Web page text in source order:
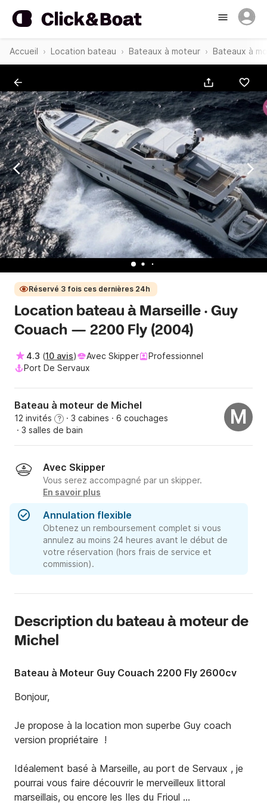
Accueil Location bateau Bateaux à moteur Bateaux à
Réservé 3 fois ces dernières 24h
Location bateau à Marseille · Guy
Couach — 2200 Fly (2004)
4.3 (10 avis) Avec Skipper
Professionnel
Port De Servaux
Bateau à moteur de Michel
12 invités ? · 3 cabines · 6 couchages
· 3 salles de bain
M
Avec Skipper
Vous serez accompagné par un skipper.
En savoir plus
Annulation flexible
Obtenez un remboursement complet si vous
annulez au moins 24 heures avant le début de
votre réservation (hors frais de service et
commission).
Description du bateau à moteur de
Michel
Bateau à Moteur Guy Couach 2200 Fly 2600cv
Bonjour,
Je propose à la location mon superbe Guy coach
version propriétaire  !
Idéalement basé à Marseille, au port de Servaux , je
pourrai vous faire découvrir le merveilleux littoral
marseillais, ou encore les Iles du Frioul